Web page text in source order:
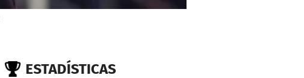
ESTADÍSTICAS